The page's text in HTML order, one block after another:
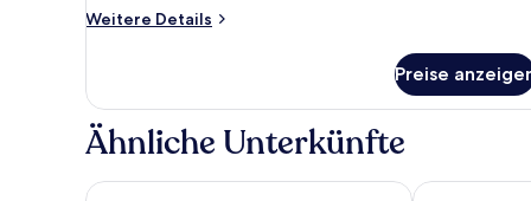
Weitere Details
Weitere
Preise
Ähnliche Unterkünfte
Royal Seven Stars Hotel The